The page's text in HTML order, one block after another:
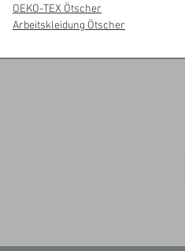
OEKO-TEX Ötscher
Arbeitskleidung Ötscher